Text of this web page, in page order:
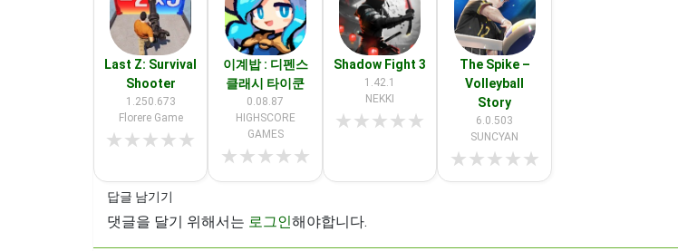
Last Z: Survival
Shooter
1.250.673
Florere Game
★★★★★
이계밥 : 디펜스
클래시 타이쿤
0.08.87
HIGHSCORE
GAMES
★★★★★
Shadow Fight 3
1.42.1
NEKKI
★★★★★
The Spike –
Volleyball
Story
6.0.503
SUNCYAN
★★★★★
답글 남기기
댓글을 달기 위해서는 로그인해야합니다.